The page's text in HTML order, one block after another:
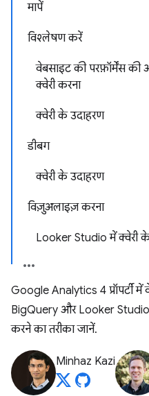
मापें
विश्लेषण करें
वेबसाइट की परफ़ॉर्मेंस की
क्वेरी करना
क्वेरी के उदाहरण
डीबग
क्वेरी के उदाहरण
विज़ुअलाइज़ करना
Looker Studio में क्वेरी
Google Analytics 4 प्रॉपर्टी
BigQuery और Looker Studio
करने का तरीका जानें.
Minhaz Kazi